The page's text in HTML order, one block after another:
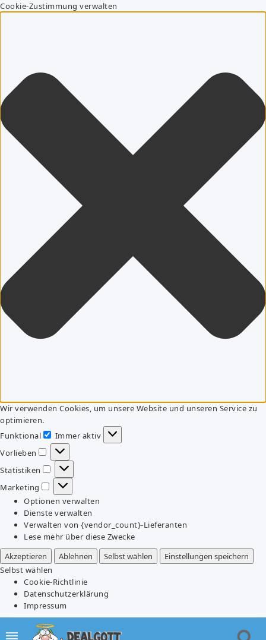
Cookie-Zustimmung verwalten
Wir verwenden Cookies, um unsere Website und unseren Service zu
optimieren.
Funktional
Funktional
Immer aktiv
Vorlieben
Vorlieben
Statistiken
Statistiken
Marketing
Marketing
Optionen verwalten
Dienste verwalten
Verwalten von {vendor_count}-Lieferanten
Lese mehr über diese Zwecke
Akzeptieren
Ablehnen Selbst wählen
Einstellungen speichern
Selbst wählen
Cookie-Richtlinie
Datenschutzerklärung
Impressum